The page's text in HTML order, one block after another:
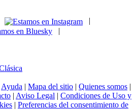
|
Ayuda | Mapa del sitio | Quienes somos |
| Aviso Legal | Condiciones de Uso y
| Preferencias del consentimiento de